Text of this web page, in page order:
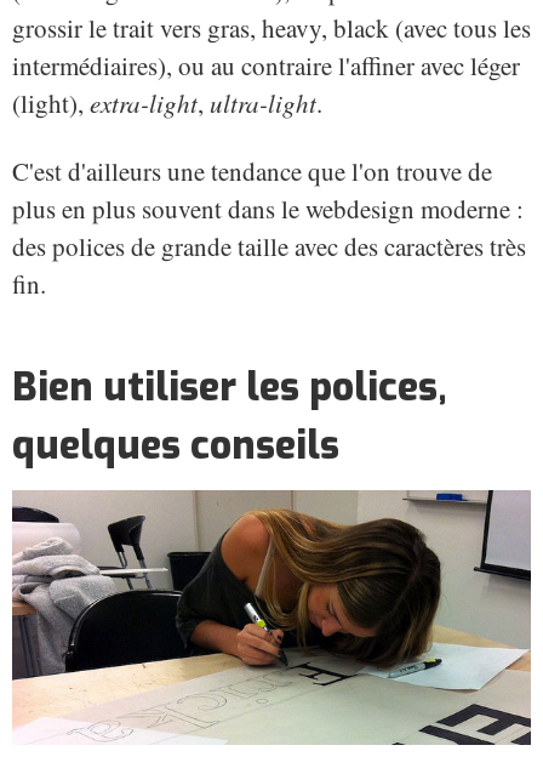
grossir le trait vers gras, heavy, black (avec tous les
intermédiaires), ou au contraire l'affiner avec léger
(light), extra-light, ultra-light.
C'est d'ailleurs une tendance que l'on trouve de
plus en plus souvent dans le webdesign moderne :
des polices de grande taille avec des caractères très
fin.
Bien utiliser les polices,
quelques conseils